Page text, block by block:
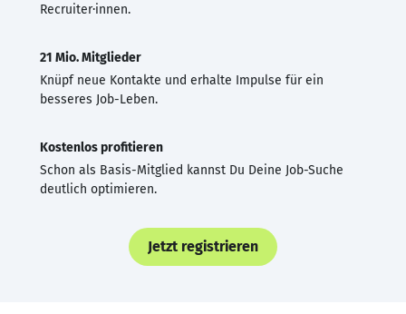
Recruiter·innen.
21 Mio. Mitglieder
Knüpf neue Kontakte und erhalte Impulse für ein
besseres Job-Leben.
Kostenlos profitieren
Schon als Basis-Mitglied kannst Du Deine Job-Suche
deutlich optimieren.
Jetzt registrieren